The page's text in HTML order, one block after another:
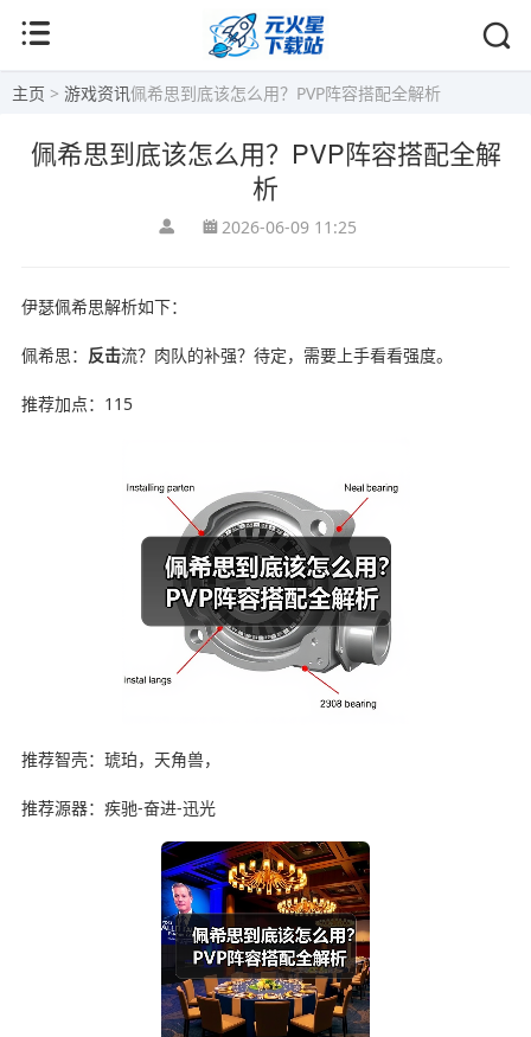
主页 > 游戏资讯佩希思到底该怎么用？PVP阵容搭配全解析
佩希思到底该怎么用？PVP阵容搭配全解
析
2026-06-09 11:25
伊瑟佩希思解析如下：
佩希思： 反击流？肉队的补强？待定，需要上手看看强度。
推荐加点：115
推荐智壳：琥珀，天角兽，
推荐源器：疾驰-奋进-迅光